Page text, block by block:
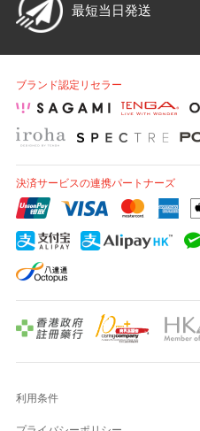
最短当日発送
ブランド認定リセラー
決済サービスの連携パートナーズ
利用条件